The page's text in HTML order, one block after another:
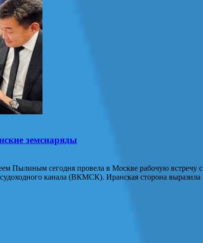
земснаряды
Пылиным сегодня провела в Москве рабочую встречу
канала (ВКМСК). Иранская сторона